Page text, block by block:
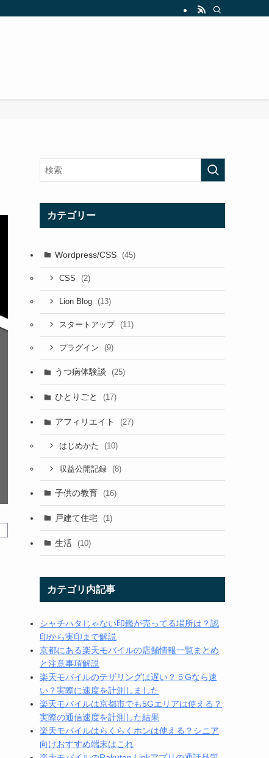
カテゴリー
Wordpress/CSS (45)
CSS (2)
Lion Blog (13)
スタートアップ (11)
プラグイン (9)
うつ病体験談 (25)
ひとりごと (17)
アフィリエイト (27)
はじめかた (10)
収益公開記録 (8)
子供の教育 (16)
戸建て住宅 (1)
生活 (10)
カテゴリ内記事
シャチハタじゃない印鑑が売ってる場所は？認
印から実印まで解説
京都にある楽天モバイルの店舗情報一覧まとめ
と注意事項解説
楽天モバイルのテザリングは遅い？５Gなら速
い？実際に速度を計測しました
楽天モバイルは京都市でも5Gエリアは使える？
実際の通信速度を計測した結果
楽天モバイルはらくらくホンは使える？シニア
向けおすすめ端末はこれ